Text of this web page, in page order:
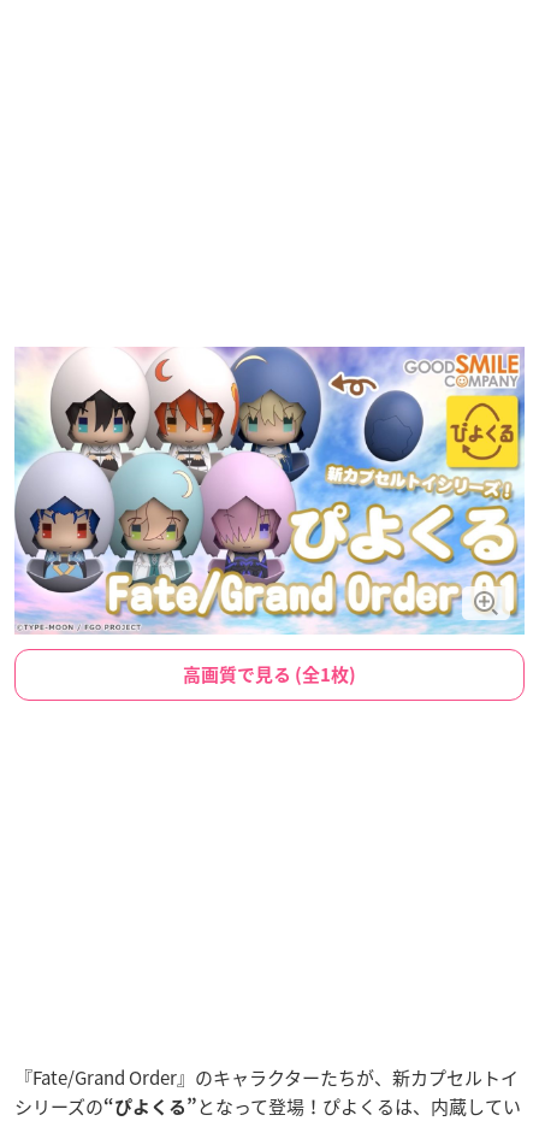
高画質で見る (全1枚)
『Fate/Grand Order』のキャラクターたちが、新カプセルトイ
シリーズの“ぴよくる” となって登場！ぴよくるは、内蔵してい